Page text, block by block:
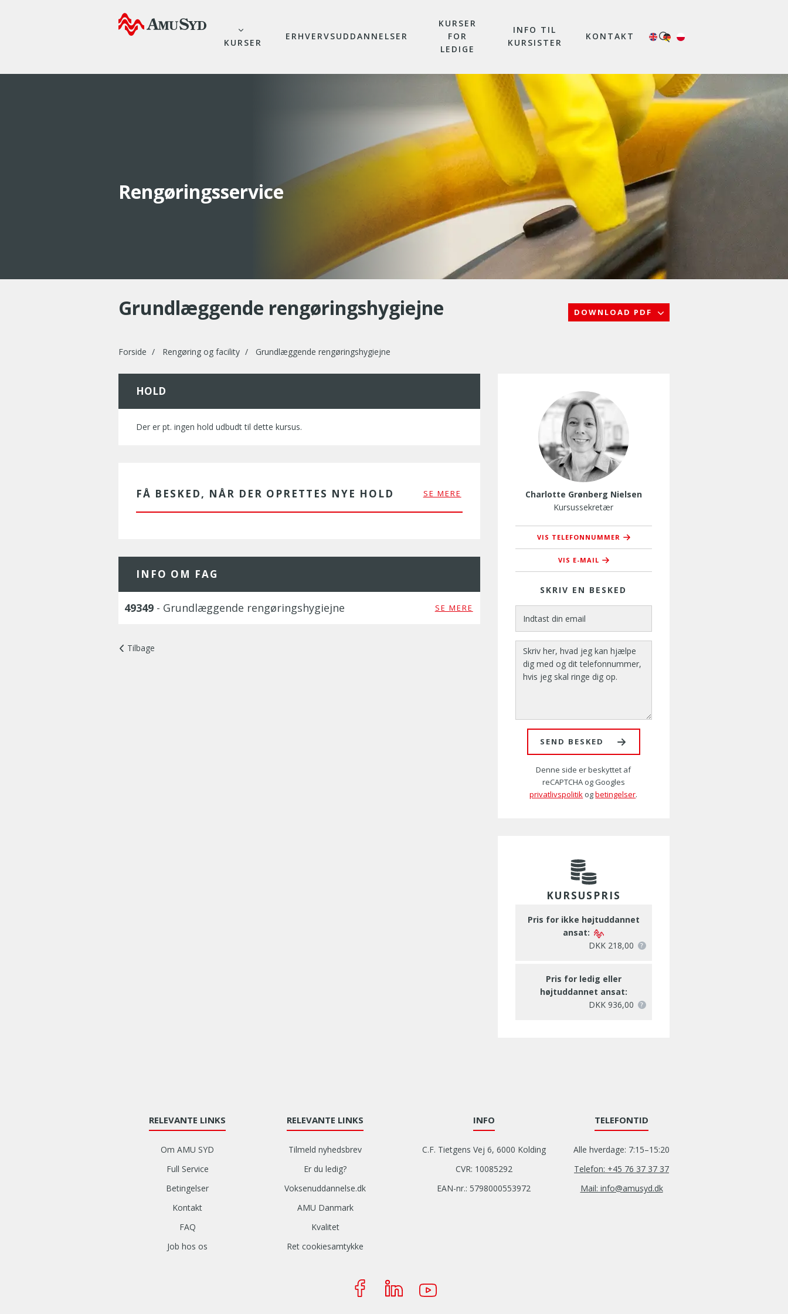
KURSER
ERHVERVSUDDANNELSER
KURSER
FOR
LEDIGE
INFO TIL
KURSISTER
KONTAKT
Rengøringsservice
Grundlæggende rengøringshygiejne DOWNLOAD PDF
Forside Rengøring og facility Grundlæggende rengøringshygiejne
HOLD
Der er pt. ingen hold udbudt til dette kursus.
FÅ BESKED, NÅR DER OPRETTES NYE HOLD SE MERE
INFO OM FAG
49349 - Grundlæggende rengøringshygiejne SE MERE
Tilbage
Charlotte Grønberg Nielsen
Kursussekretær
VIS TELEFONNUMMER
76 37 37 42
VIS E-MAIL
cgn@amusyd.dk
SKRIV EN BESKED
SEND BESKED
Denne side er beskyttet af
reCAPTCHA og Googles
privatlivspolitik ogbetingelser.
KURSUSPRIS
Pris for ikke højtuddannet
ansat:
DKK 218,00
Pris for ledig eller
højtuddannet ansat:
DKK 936,00
RELEVANTE LINKS
Om AMU SYD
Full Service
Betingelser
Kontakt
FAQ
Job hos os
RELEVANTE LINKS
Tilmeld nyhedsbrev
Er du ledig?
Voksenuddannelse.dk
AMU Danmark
Kvalitet
Ret cookiesamtykke
INFO
C.F. Tietgens Vej 6, 6000 Kolding
CVR: 10085292
EAN-nr.: 5798000553972
TELEFONTID
Alle hverdage: 7:15–15:20
Telefon: +45 76 37 37 37
Mail: info@amusyd.dk